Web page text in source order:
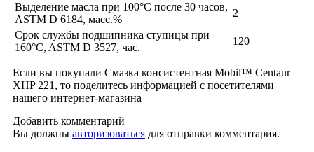
Выделение масла при 100°C после 30 часов,
ASTM D 6184, масс.%
2
Срок службы подшипника ступицы при
160°C, ASTM D 3527, час.
120
Если вы покупали Смазка консистентная Mobil™ Centaur
XHP 221, то поделитесь информацией с посетителями
нашего интернет-магазина
Добавить комментарий
Вы должны авторизоваться для отправки комментария.